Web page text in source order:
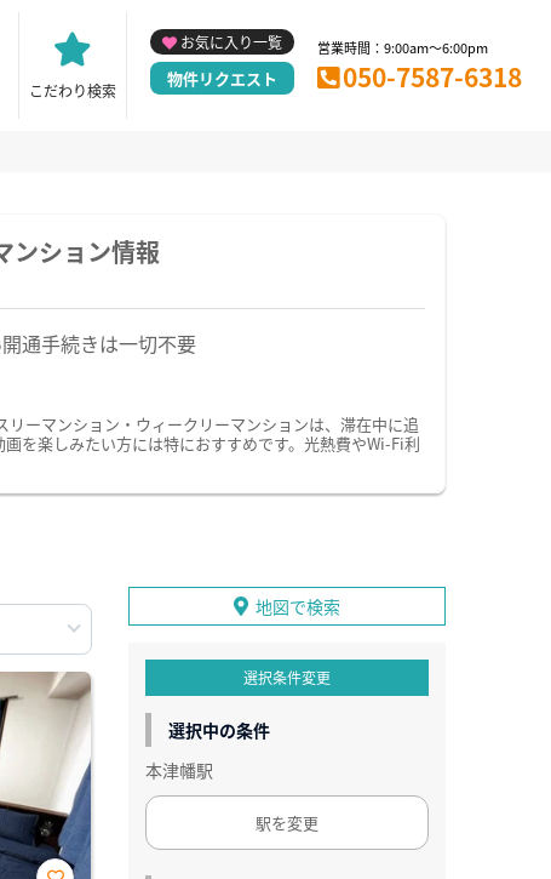
こだわり検索
お気に入り一覧
物件リクエスト
営業時間：9:00am～6:00pm
050-7587-6318
ンション情報
通手続きは一切不要
ーマンション・ウィークリーマンションは、滞在中に追
を楽しみたい方には特におすすめです。光熱費やWi-Fi利
地図で検索
選択条件変更
選択中の条件
本津幡駅
駅を変更